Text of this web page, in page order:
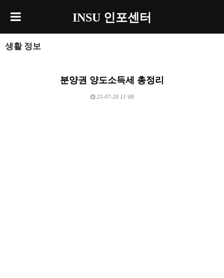
INSU 인포센터
생활 정보
분양권 양도소득세 총정리
23-07-20 11:08